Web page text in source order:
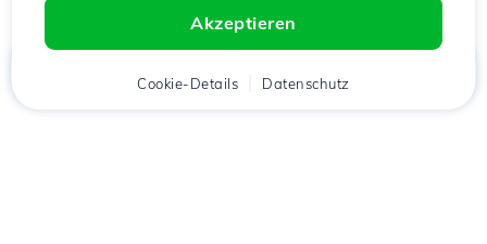
Akzeptieren
Cookie-Details Datenschutz
Kunde Warenkorb Chat